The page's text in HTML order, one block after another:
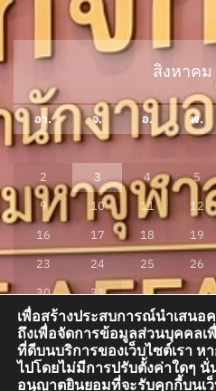
สิงหาคม
อา. จ. อ. พ.
2
3 4 5
9
10 11 12
16
17 18 19
23
24 25 26
30
31
« ก.ค.
เพื่อสร้างประสบการณ์นำเสน
ถึงเพื่อจัดการข้อมูลส่วนบุคคล
ที่ดีบนบริการของเว็บไซต์เรา ห
ไปโดยไม่มีการปรับตั้งค่าใดๆ
อนุญาตยินยอมที่จะรับคุกกี้บนเ